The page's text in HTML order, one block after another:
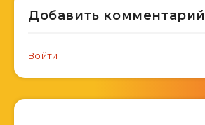
Добавить комментарий
Войти